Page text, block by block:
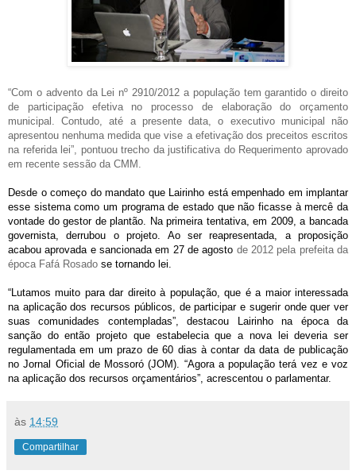
“Com o advento da Lei nº 2910/2012 a população tem garantido o direito
de participação efetiva no processo de elaboração do orçamento
municipal. Contudo, até a presente data, o executivo municipal não
apresentou nenhuma medida que vise a efetivação dos preceitos escritos
na referida lei”, pontuou trecho da justificativa do Requerimento aprovado
em recente sessão da CMM.
Desde o começo do mandato que Lairinho está empenhado em implantar
esse sistema como um programa de estado que não ficasse à mercê da
vontade do gestor de plantão. Na primeira tentativa, em 2009, a bancada
governista, derrubou o projeto. Ao ser reapresentada, a proposição
acabou aprovada e sancionada em 27 de agosto de 2012 pela prefeita da
época Fafá Rosado se tornando lei.
“Lutamos muito para dar direito à população, que é a maior interessada
na aplicação dos recursos públicos, de participar e sugerir onde quer ver
suas comunidades contempladas”, destacou Lairinho na época da
sanção do então projeto que estabelecia que a nova lei deveria ser
regulamentada em um prazo de 60 dias à contar da data de publicação
no Jornal Oficial de Mossoró (JOM). “Agora a população terá vez e voz
na aplicação dos recursos orçamentários”, acrescentou o parlamentar.
às 14:59
Compartilhar